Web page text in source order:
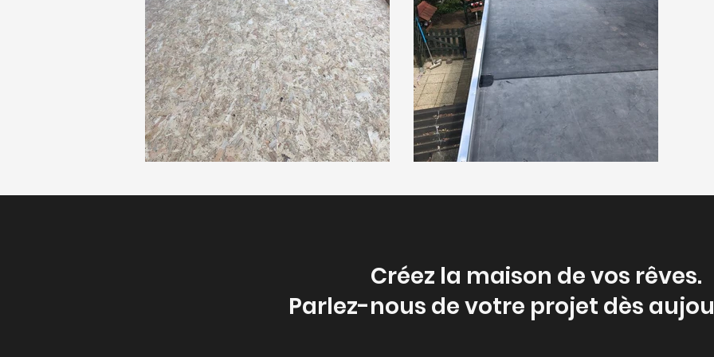
Créez la maison de vos rêves.
Parlez-nous de votre projet dès